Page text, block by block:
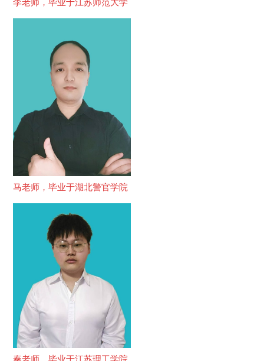
李老师，毕业于江苏师范大学
马老师，毕业于湖北警官学院